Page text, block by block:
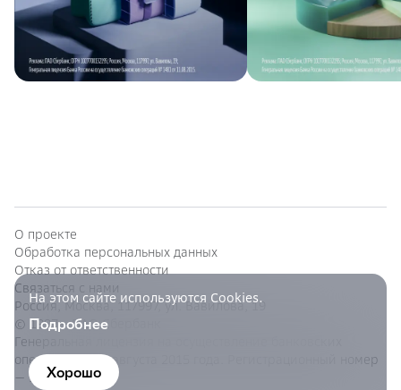
О проекте
Обработка персональных данных
Отказ от ответственности
Связаться с нами
Россия, Москва, 117997, ул. Вавилова, 19
© 1997—ПАО Сбербанк
Генеральная лицензия на осуществление банковских
операций от 11 августа 2015 года. Регистрационный номер
— 1481.
На этом сайте используются Cookies.
Подробнее
Хорошо